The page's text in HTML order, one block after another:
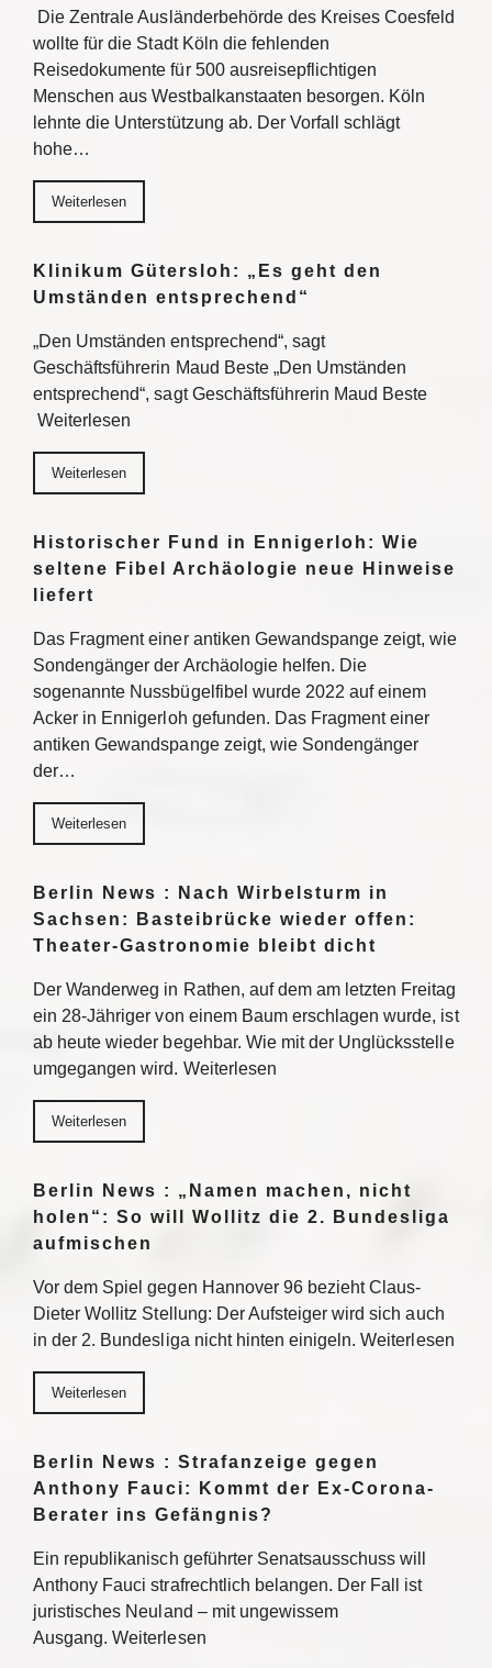
Die Zentrale Ausländerbehörde des Kreises Coesfeld
wollte für die Stadt Köln die fehlenden
Reisedokumente für 500 ausreisepflichtigen
Menschen aus Westbalkanstaaten besorgen. Köln
lehnte die Unterstützung ab. Der Vorfall schlägt
hohe…
Weiterlesen
Klinikum Gütersloh: „Es geht den
Umständen entsprechend“
„Den Umständen entsprechend“, sagt
Geschäftsführerin Maud Beste „Den Umständen
entsprechend“, sagt Geschäftsführerin Maud Beste
Weiterlesen
Weiterlesen
Historischer Fund in Ennigerloh: Wie
seltene Fibel Archäologie neue Hinweise
liefert
Das Fragment einer antiken Gewandspange zeigt, wie
Sondengänger der Archäologie helfen. Die
sogenannte Nussbügelfibel wurde 2022 auf einem
Acker in Ennigerloh gefunden. Das Fragment einer
antiken Gewandspange zeigt, wie Sondengänger
der…
Weiterlesen
Berlin News : Nach Wirbelsturm in
Sachsen: Basteibrücke wieder offen:
Theater-Gastronomie bleibt dicht
Der Wanderweg in Rathen, auf dem am letzten Freitag
ein 28-Jähriger von einem Baum erschlagen wurde, ist
ab heute wieder begehbar. Wie mit der Unglücksstelle
umgegangen wird. Weiterlesen
Weiterlesen
Berlin News : „Namen machen, nicht
holen“: So will Wollitz die 2. Bundesliga
aufmischen
Vor dem Spiel gegen Hannover 96 bezieht Claus-
Dieter Wollitz Stellung: Der Aufsteiger wird sich auch
in der 2. Bundesliga nicht hinten einigeln. Weiterlesen
Weiterlesen
Berlin News : Strafanzeige gegen
Anthony Fauci: Kommt der Ex-Corona-
Berater ins Gefängnis?
Ein republikanisch geführter Senatsausschuss will
Anthony Fauci strafrechtlich belangen. Der Fall ist
juristisches Neuland – mit ungewissem
Ausgang. Weiterlesen